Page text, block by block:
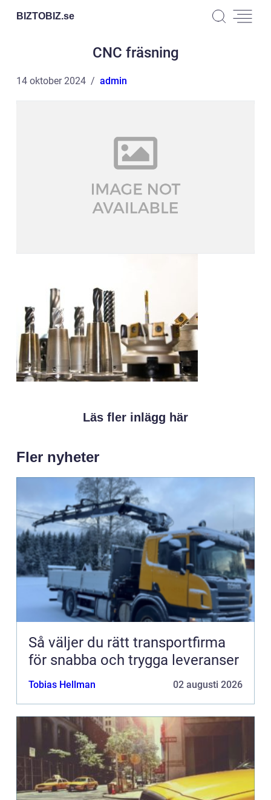
BIZTOBIZ.se
CNC fräsning
14 oktober 2024 admin
Läs fler inlägg här
Fler nyheter
Så väljer du rätt transportfirma
för snabba och trygga leveranser
Tobias Hellman 02 augusti 2026